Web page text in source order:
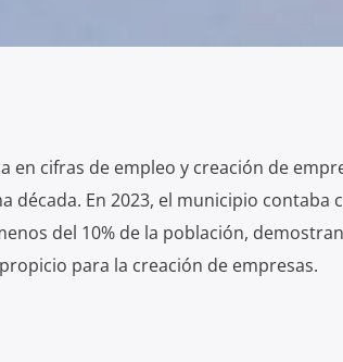
en cifras de empleo y creación de
década. En 2023, el municipio contaba
del 10% de la población,
para la creación de empresas.